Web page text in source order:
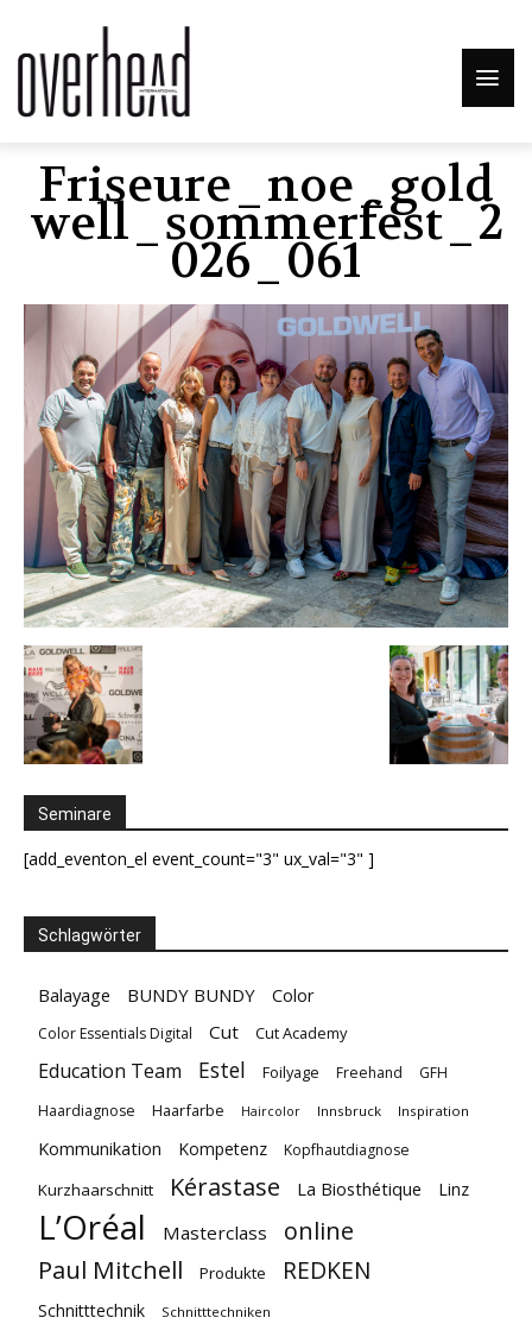
Friseure_noe_gold
Well_sommerfest_2
026_061
Seminare
[add_eventon_el event_count="3" ux_val="3" ]
Schlagwörter
Balayage BUNDY BUNDY Color
Color Essentials Digital Cut Cut Academy
Education Team Estel Foilyage Freehand
GFH
Haardiagnose
Haarfarbe Haircolor Innsbruck Inspiration
Kommunikation Kompetenz Kopfhautdiagnose
Kurzhaarschnitt Kérastase La Biosthétique Linz
L’Oréal Masterclass online
Paul Mitchell Produkte REDKEN
Schnitttechnik Schnitttechniken